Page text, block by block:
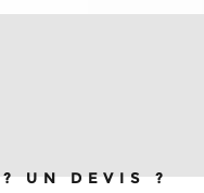
UN DEVIS ?